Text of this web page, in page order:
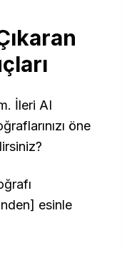
İleri AI
öne
esinle